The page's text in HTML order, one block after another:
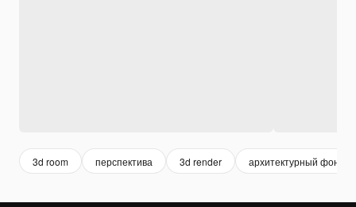
3d room перспектива 3d render архитектурный фон